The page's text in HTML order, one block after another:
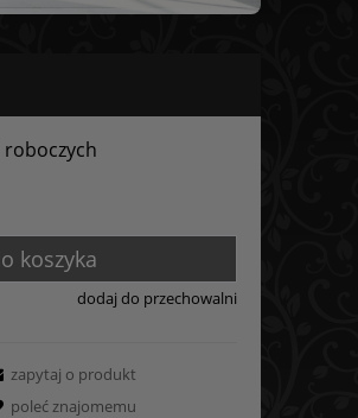
roboczych
koszyka
dodaj do przechowalni
zapytaj o produkt
poleć znajomemu